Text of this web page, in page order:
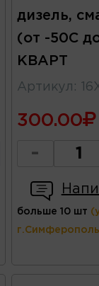
дизель,
(от -50С
КВАРТ
Артикул :
300.00
-
больше 10 шт